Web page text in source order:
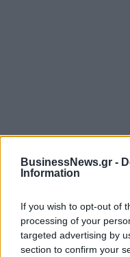
BusinessNews.gr -
Information
If you wish to opt-out of
processing of your
targeted advertising by
section to confirm your
Ελλήνων και Γάλλων
μέτωπα
09/08/2026 - 12:08